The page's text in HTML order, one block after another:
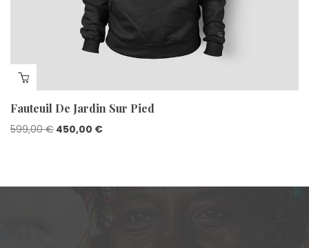
Fauteuil De Jardin Sur Pied
599,00€ 450,00 €